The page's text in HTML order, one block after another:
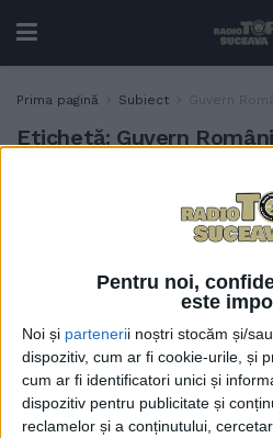
Pentru noi,
este
Noi și partenerii noștri stocăm și/
dispozitiv, cum ar fi cookie-urile, și
cum ar fi identificatori unici și
dispozitiv pentru publicitate și
reclamelor și a conținutului,
Prima pagină Subiect Guvern
Etichetă: Guvern
Lefter
bun și
ora
27